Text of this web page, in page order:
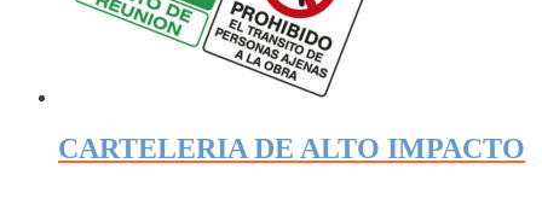
CARTELERIA DE ALTO IMPACTO